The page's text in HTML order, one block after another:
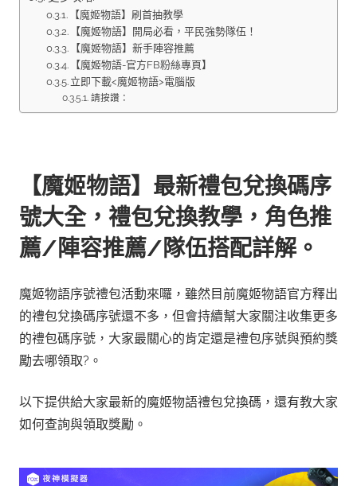
【魔姬物語】刷首抽教學
【魔姬物語】開局必看，平民強勢隊伍！
【魔姬物語】新手陣容推薦
【魔姬物語-官方FB粉絲專頁】
立即下載<魔姬物語>電腦版
請按讚：
【魔姬物語】最新禮包兌換碼序
號大全，禮包兌換教學，角色推
薦/陣容推薦/隊伍搭配詳解。
魔姬物語序號禮包活動來囉，雖然目前魔姬物語官方釋出
的禮包兌換碼序號還不多，但會持續幫大家關注收集更多
的禮包碼序號，大家最關心的肯定還是禮包序號與預約獎
勵去哪領取?。
以下提供給大家最新的魔姬物語禮包兌換碼 ，還有教大家
如何查詢與領取獎勵。